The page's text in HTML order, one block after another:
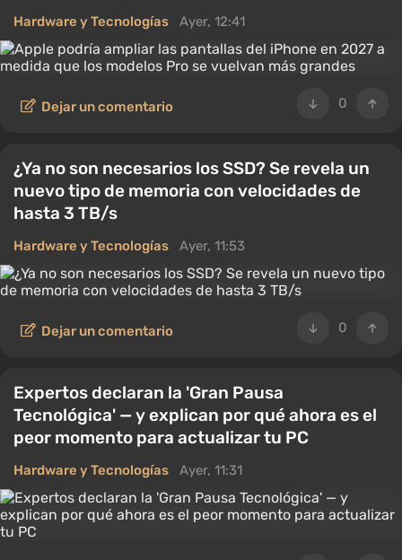
Hardware y Tecnologías Ayer, 12:41
0
Dejar un comentario
¿Ya no son necesarios los SSD? Se revela un
nuevo tipo de memoria con velocidades de
hasta 3 TB/s
Hardware y Tecnologías Ayer, 11:53
0
Dejar un comentario
Expertos declaran la 'Gran Pausa
Tecnológica' — y explican por qué ahora es el
peor momento para actualizar tu PC
Hardware y Tecnologías Ayer, 11:31